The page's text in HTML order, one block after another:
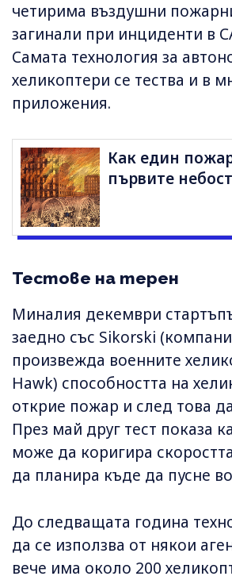
четирима въздушни
загинали при инциденти в
Самата технология за
хеликоптери се тества и в
приложения.
Как един
първите
Тестове на терен
Миналия декември
заедно със Sikorski
произвежда военните
Hawk) способността на
открие пожар и след това
През май друг тест показа
може да коригира
да планира къде да пусне
До следващата година
да се използва от някои
вече има около 200